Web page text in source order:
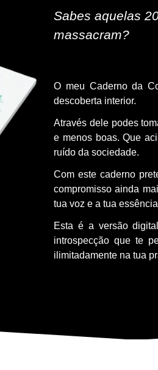
Sabes aquelas
massacram?
O meu Caderno da
descoberta interior.
Através dele podes
e menos boas. Que
ruído da sociedade.
Com este caderno
compromisso ainda
tua voz e a tua
Esta é a versão
introspecção que te
ilimitadamente na tua